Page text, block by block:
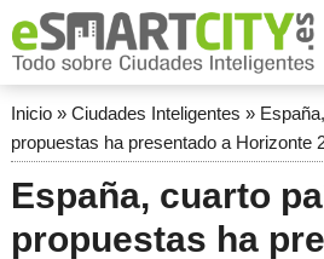
Inicio» Ciudades Inteligentes »
propuestas ha presentado a Horizonte
España, cuarto
propuestas ha